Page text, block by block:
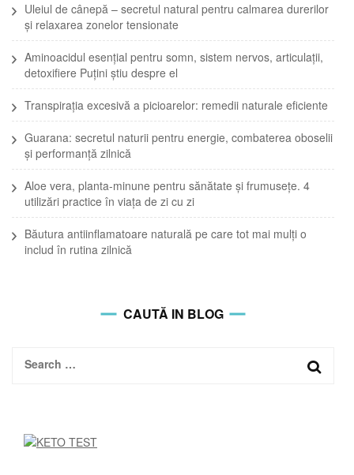
Uleiul de cânepă – secretul natural pentru calmarea durerilor
și relaxarea zonelor tensionate
Aminoacidul esențial pentru somn, sistem nervos, articulații,
detoxifiere Puțini știu despre el
Transpirația excesivă a picioarelor: remedii naturale eficiente
Guarana: secretul naturii pentru energie, combaterea oboselii
și performanță zilnică
Aloe vera, planta-minune pentru sănătate și frumusețe. 4
utilizări practice în viața de zi cu zi
Băutura antiinflamatoare naturală pe care tot mai mulți o
includ în rutina zilnică
CAUTĂ IN BLOG
Search